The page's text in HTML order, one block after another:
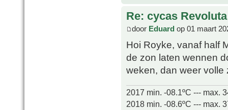
Re: cycas Revoluta
door Eduard op 01 maart
Hoi Royke, vanaf half
de zon laten wennen
weken, dan weer
2017 min. -08.1ºC --- max.
2018 min. -08.6ºC --- max.